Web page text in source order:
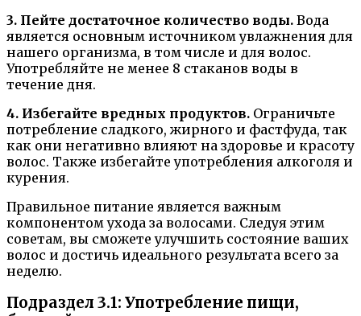
3. Пейте достаточное количество воды. Вода
является основным источником увлажнения для
нашего организма, в том числе и для волос.
Употребляйте не менее 8 стаканов воды в
течение дня.
4. Избегайте вредных продуктов. Ограничьте
потребление сладкого, жирного и фастфуда, так
как они негативно влияют на здоровье и красоту
волос. Также избегайте употребления алкоголя и
курения.
Правильное питание является важным
компонентом ухода за волосами. Следуя этим
советам, вы сможете улучшить состояние ваших
волос и достичь идеального результата всего за
неделю.
Подраздел 3.1: Употребление пищи,